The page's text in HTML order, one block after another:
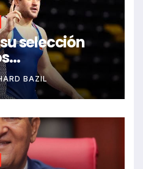
su selección
y del
2026
BAZIL